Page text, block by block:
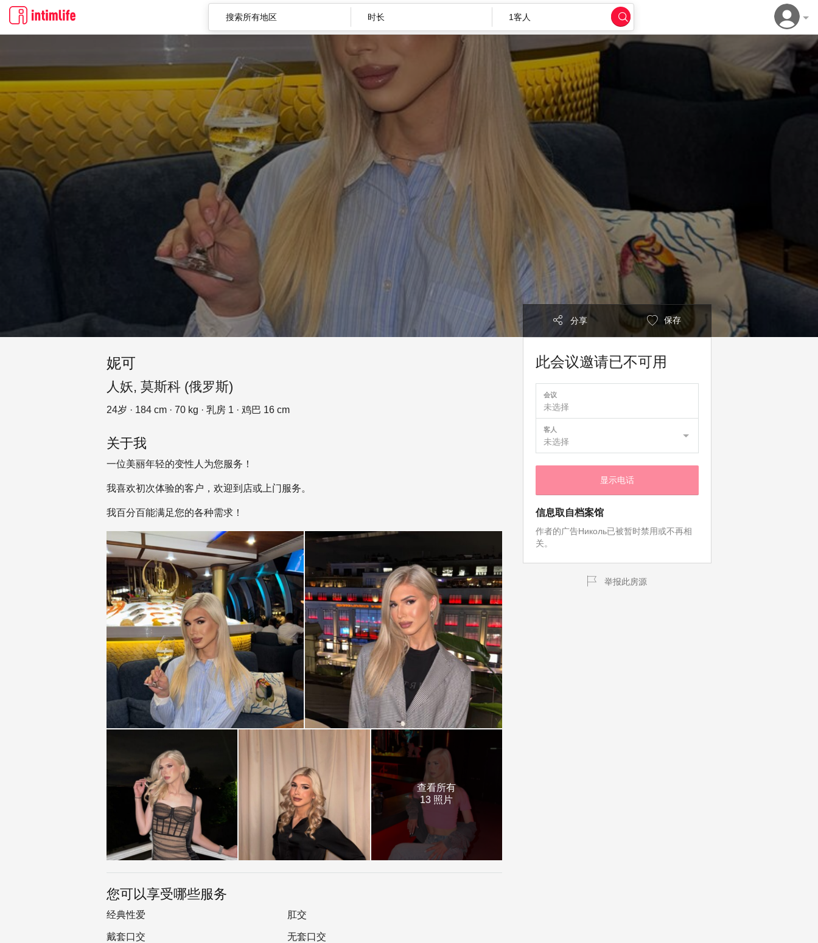
时长 1客人
分享 保存
此会议邀请已不可用
会议
未选择
客人
未选择
显示电话
信息取自档案馆
作者的广告Николь已被暂时禁用或不再相
关。
举报此房源
妮可
人妖, 莫斯科 (俄罗斯)
24岁 · 184 cm · 70 kg · 乳房 1 · 鸡巴 16 cm
关于我
一位美丽年轻的变性人为您服务！
我喜欢初次体验的客户，欢迎到店或上门服务。
我百分百能满足您的各种需求！
查看所有
13 照片
您可以享受哪些服务
经典性爱 肛交
戴套口交 无套口交